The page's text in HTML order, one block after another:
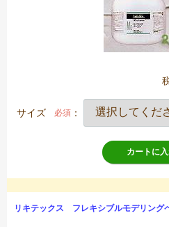
サイズ 必須 ：
カートに
リキテックス フレキシブルモデリング